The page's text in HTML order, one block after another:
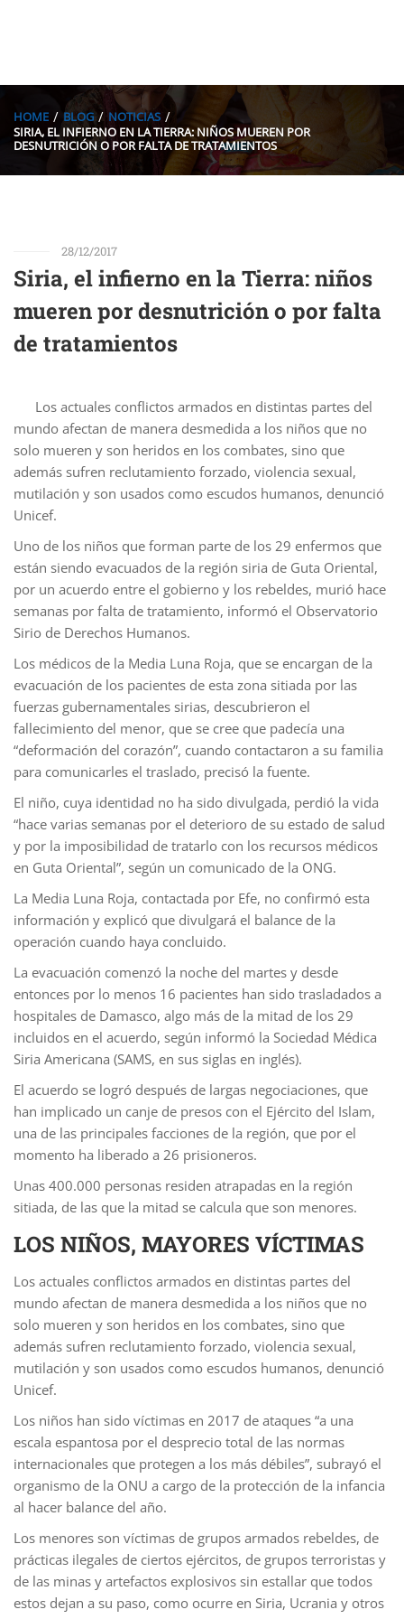
HOME BLOG
NOTICIAS
SIRIA, EL INFIERNO EN LA TIERRA: NIÑOS MUEREN POR
DESNUTRICIÓN O POR FALTA DE TRATAMIENTOS
28/12/2017
Siria, el infierno en la Tierra: niños
mueren por desnutrición o por falta
de tratamientos
Los actuales conflictos armados en distintas partes del
mundo afectan de manera desmedida a los niños que no
solo mueren y son heridos en los combates, sino que
además sufren reclutamiento forzado, violencia sexual,
mutilación y son usados como escudos humanos, denunció
Unicef.
Uno de los niños que forman parte de los 29 enfermos que
están siendo evacuados de la región siria de Guta Oriental,
por un acuerdo entre el gobierno y los rebeldes, murió hace
semanas por falta de tratamiento, informó el Observatorio
Sirio de Derechos Humanos.
Los médicos de la Media Luna Roja, que se encargan de la
evacuación de los pacientes de esta zona sitiada por las
fuerzas gubernamentales sirias, descubrieron el
fallecimiento del menor, que se cree que padecía una
“deformación del corazón”, cuando contactaron a su familia
para comunicarles el traslado, precisó la fuente.
El niño, cuya identidad no ha sido divulgada, perdió la vida
“hace varias semanas por el deterioro de su estado de salud
y por la imposibilidad de tratarlo con los recursos médicos
en Guta Oriental”, según un comunicado de la ONG.
La Media Luna Roja, contactada por Efe, no confirmó esta
información y explicó que divulgará el balance de la
operación cuando haya concluido.
La evacuación comenzó la noche del martes y desde
entonces por lo menos 16 pacientes han sido trasladados a
hospitales de Damasco, algo más de la mitad de los 29
incluidos en el acuerdo, según informó la Sociedad Médica
Siria Americana (SAMS, en sus siglas en inglés).
El acuerdo se logró después de largas negociaciones, que
han implicado un canje de presos con el Ejército del Islam,
una de las principales facciones de la región, que por el
momento ha liberado a 26 prisioneros.
Unas 400.000 personas residen atrapadas en la región
sitiada, de las que la mitad se calcula que son menores.
LOS NIÑOS, MAYORES VÍCTIMAS
Los actuales conflictos armados en distintas partes del
mundo afectan de manera desmedida a los niños que no
solo mueren y son heridos en los combates, sino que
además sufren reclutamiento forzado, violencia sexual,
mutilación y son usados como escudos humanos, denunció
Unicef.
Los niños han sido víctimas en 2017 de ataques “a una
escala espantosa por el desprecio total de las normas
internacionales que protegen a los más débiles”, subrayó el
organismo de la ONU a cargo de la protección de la infancia
al hacer balance del año.
Los menores son víctimas de grupos armados rebeldes, de
prácticas ilegales de ciertos ejércitos, de grupos terroristas y
de las minas y artefactos explosivos sin estallar que todos
estos dejan a su paso, como ocurre en Siria, Ucrania y otros